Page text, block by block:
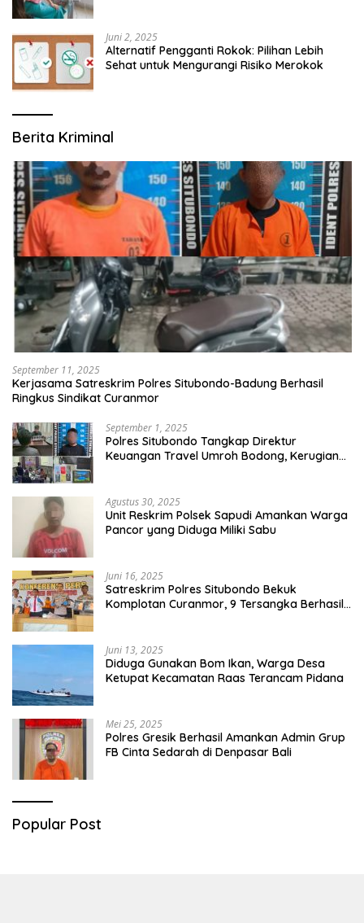
Juni 2, 2025
Alternatif Pengganti Rokok: Pilihan Lebih
Sehat untuk Mengurangi Risiko Merokok
Berita Kriminal
September 11, 2025
Kerjasama Satreskrim Polres Situbondo-Badung Berhasil
Ringkus Sindikat Curanmor
September 1, 2025
Polres Situbondo Tangkap Direktur
Keuangan Travel Umroh Bodong, Kerugian
Agustus 30, 2025
Unit Reskrim Polsek Sapudi Amankan Warga
Pancor yang Diduga Miliki Sabu
Juni 16, 2025
Satreskrim Polres Situbondo Bekuk
Komplotan Curanmor, 9 Tersangka Berhasil
Juni 13, 2025
Diduga Gunakan Bom Ikan, Warga Desa
Ketupat Kecamatan Raas Terancam Pidana
Mei 25, 2025
Polres Gresik Berhasil Amankan Admin Grup
FB Cinta Sedarah di Denpasar Bali
Popular Post